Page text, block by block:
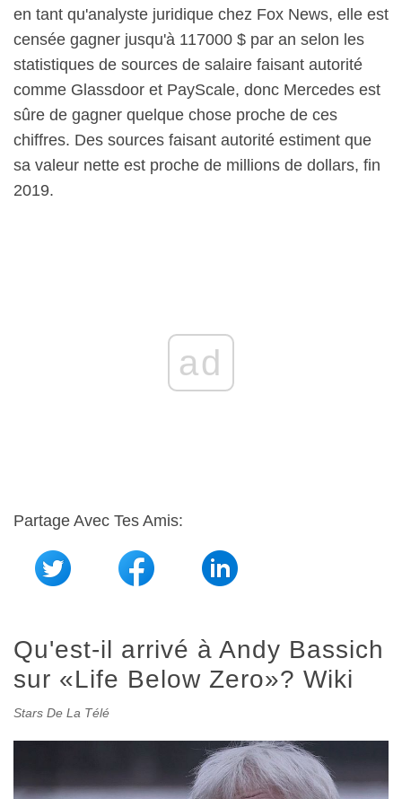
en tant qu'analyste juridique chez Fox News, elle est
censée gagner jusqu'à 117000 $ par an selon les
statistiques de sources de salaire faisant autorité
comme Glassdoor et PayScale, donc Mercedes est
sûre de gagner quelque chose proche de ces
chiffres. Des sources faisant autorité estiment que
sa valeur nette est proche de millions de dollars, fin
2019.
ad
Partage Avec Tes Amis:
Qu'est-il arrivé à Andy Bassich
sur «Life Below Zero»? Wiki
Stars De La Télé